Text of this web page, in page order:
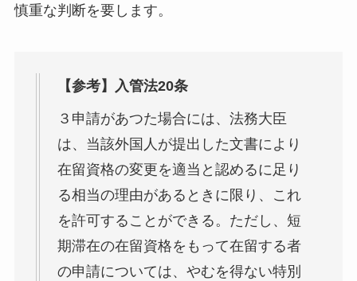
慎重な判断を要します。
【参考】入管法20条
３申請があつた場合には、法務大臣
は、当該外国人が提出した文書により
在留資格の変更を適当と認めるに足り
る相当の理由があるときに限り、これ
を許可することができる。ただし、短
期滞在の在留資格をもって在留する者
の申請については、やむを得ない特別